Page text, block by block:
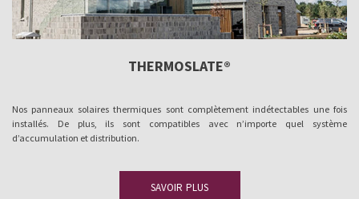
THERMOSLATE®
Nos panneaux solaires thermiques sont complètement indétectables une fois
installés. De plus, ils sont compatibles avec n’importe quel système
d’accumulation et distribution.
SAVOIR PLUS